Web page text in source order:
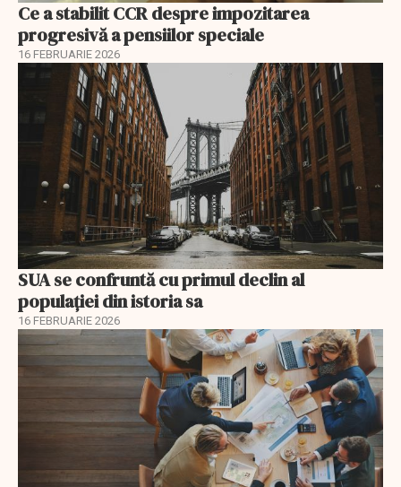
Ce a stabilit CCR despre impozitarea
progresivă a pensiilor speciale
16 FEBRUARIE 2026
SUA se confruntă cu primul declin al
populației din istoria sa
16 FEBRUARIE 2026